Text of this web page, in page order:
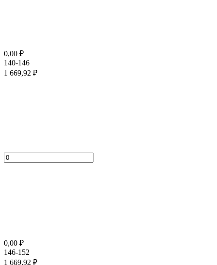
0,00 ₽
140-146
1 669,92 ₽
0,00 ₽
146-152
1 669,92 ₽